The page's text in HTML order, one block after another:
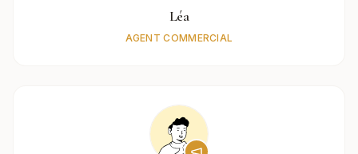
Léa
AGENT COMMERCIAL